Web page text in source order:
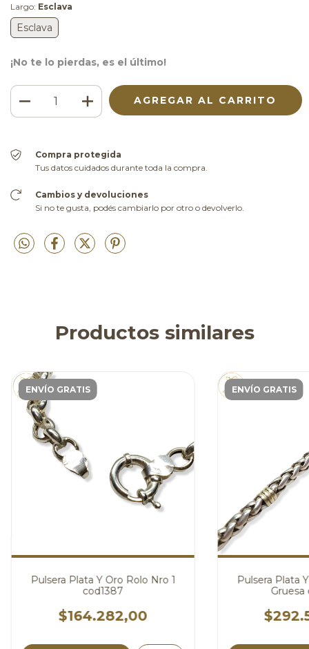
Largo: Esclava
Esclava
¡No te lo pierdas, es el último!
Compra protegida
Tus datos cuidados durante toda la compra.
Cambios y devoluciones
Si no te gusta, podés cambiarlo por otro o devolverlo.
Productos similares
ENVÍO GRATIS
Pulsera Plata Y Oro Rolo Nro 1
cod1387
$164.282,00
ENVÍO GRATIS
Pulsera Plata
Gruesa